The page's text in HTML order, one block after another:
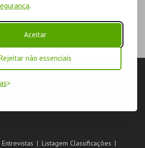
.
Aceitar
não essenciais
compras
Entrevistas
Listagem Classificações